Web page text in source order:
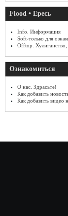
Flood • Ересь
Info. Информация
Soft-только для
Offtop. Хулиганство,
Ознакомиться
О нас. Здрасьте!
Как добавить
Как добавить видео